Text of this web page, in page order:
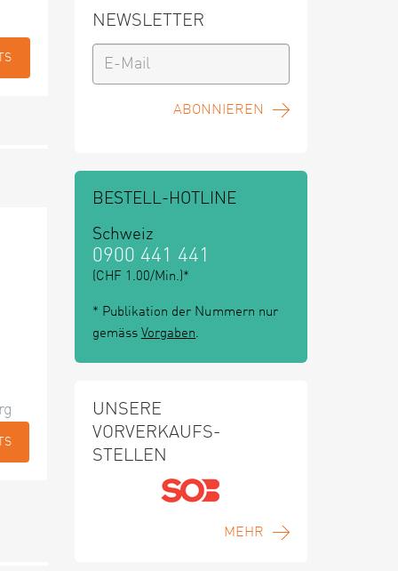
NEWSLETTER
ABONNIEREN
BESTELL-HOTLINE
Schweiz
0900 441 441
(CHF 1.00/Min.)*
* Publikation der Nummern nur
gemäss Vorgaben.
UNSERE
VORVERKAUFS-
STELLEN
MEHR